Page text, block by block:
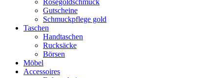
Rosegoldschmuck
Gutscheine
Schmuckpflege gold
Taschen
Handtaschen
Rucksäcke
Börsen
Möbel
Accessoires